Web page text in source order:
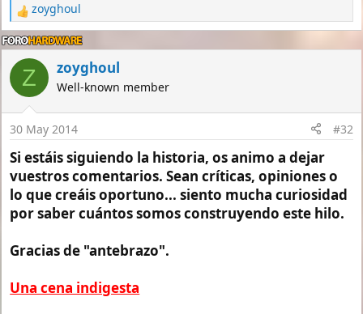
R
e
a
c
i
n
s
:
zoyghoul
Z zoyghoul
Well-known member
30 May 2014 #32
Si estáis siguiendo la historia, os animo a dejar
vuestros comentarios. Sean críticas, opiniones o
lo que creáis oportuno... siento mucha curiosidad
por saber cuántos somos construyendo este hilo.
Gracias de "antebrazo".
Una cena indigesta